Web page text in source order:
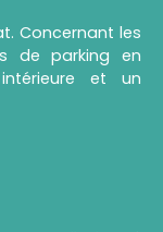
Concernant les
de parking en
et un